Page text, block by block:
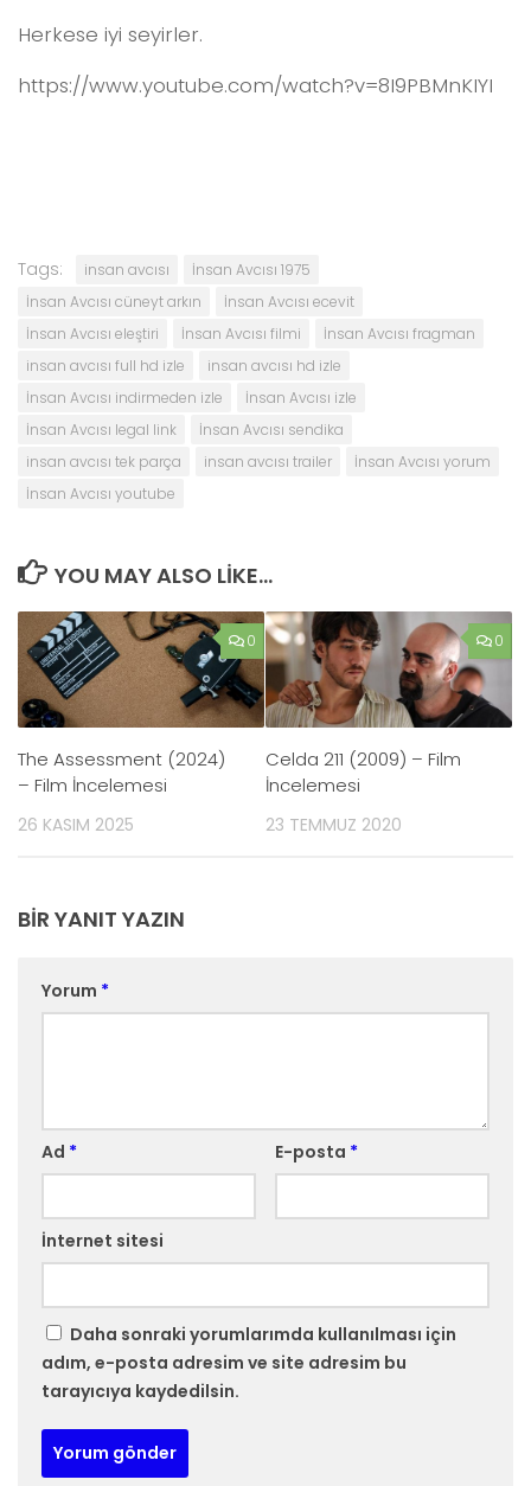
Herkese iyi seyirler.
https://www.youtube.com/watch?v=8I9PBMnKIYI
Tags: insan avcısı
İnsan Avcısı 1975
İnsan Avcısı cüneyt arkın
İnsan Avcısı ecevit
İnsan Avcısı eleştiri
İnsan Avcısı filmi
İnsan Avcısı fragman
insan avcısı full hd izle
insan avcısı hd izle
İnsan Avcısı indirmeden izle
İnsan Avcısı izle
İnsan Avcısı legal link
İnsan Avcısı sendika
insan avcısı tek parça
insan avcısı trailer
İnsan Avcısı yorum
İnsan Avcısı youtube
YOU MAY ALSO LIKE...
0
The Assessment (2024)
– Film İncelemesi
26 KASIM 2025
0
Celda 211 (2009) – Film
İncelemesi
23 TEMMUZ 2020
BIR YANIT YAZIN
Yorum *
Ad * E-posta *
İnternet sitesi
Daha sonraki yorumlarımda kullanılması için
adım, e-posta adresim ve site adresim bu
tarayıcıya kaydedilsin.